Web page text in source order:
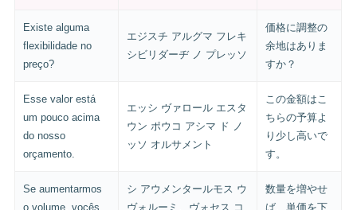
Existe alguma
flexibilidade no
preço?
エジスチ アルグマ フレキ
シビリダーヂ ノ プレッソ
価格に調整の
余地はありま
すか？
Esse valor está
um pouco acima
do nosso
orçamento.
エッシ ヴァロール エスタ
ウン ポウコ アシマ ド ノ
ッソ オルサメント
この金額はこ
ちらの予算よ
り少し高いで
す。
Se aumentarmos
o volume, vocês
シ アウメンタールモス ウ
ヴォルーミ、ヴォセス コ
数量を増やせ
ば、単価を下